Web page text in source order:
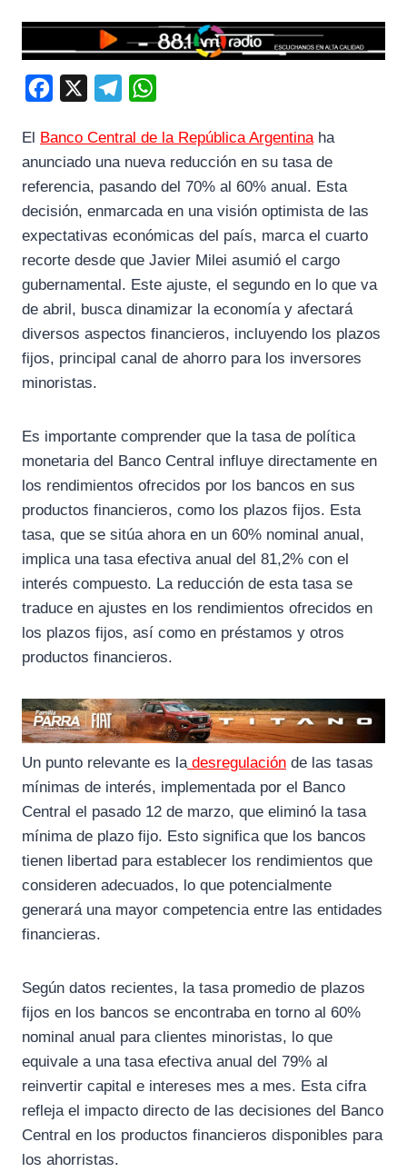
c
e
b
k
l
e
g
m
a
t
s
p
El Banco Central de la República Argentina ha
anunciado una nueva reducción en su tasa de
referencia, pasando del 70% al 60% anual. Esta
decisión, enmarcada en una visión optimista de las
expectativas económicas del país, marca el cuarto
recorte desde que Javier Milei asumió el cargo
gubernamental. Este ajuste, el segundo en lo que va
de abril, busca dinamizar la economía y afectará
diversos aspectos financieros, incluyendo los plazos
fijos, principal canal de ahorro para los inversores
minoristas.
Es importante comprender que la tasa de política
monetaria del Banco Central influye directamente en
los rendimientos ofrecidos por los bancos en sus
productos financieros, como los plazos fijos. Esta
tasa, que se sitúa ahora en un 60% nominal anual,
implica una tasa efectiva anual del 81,2% con el
interés compuesto. La reducción de esta tasa se
traduce en ajustes en los rendimientos ofrecidos en
los plazos fijos, así como en préstamos y otros
productos financieros.
Un punto relevante es ladesregulación de las tasas
mínimas de interés, implementada por el Banco
Central el pasado 12 de marzo, que eliminó la tasa
mínima de plazo fijo. Esto significa que los bancos
tienen libertad para establecer los rendimientos que
consideren adecuados, lo que potencialmente
generará una mayor competencia entre las entidades
financieras.
Según datos recientes, la tasa promedio de plazos
fijos en los bancos se encontraba en torno al 60%
nominal anual para clientes minoristas, lo que
equivale a una tasa efectiva anual del 79% al
reinvertir capital e intereses mes a mes. Esta cifra
refleja el impacto directo de las decisiones del Banco
Central en los productos financieros disponibles para
los ahorristas.